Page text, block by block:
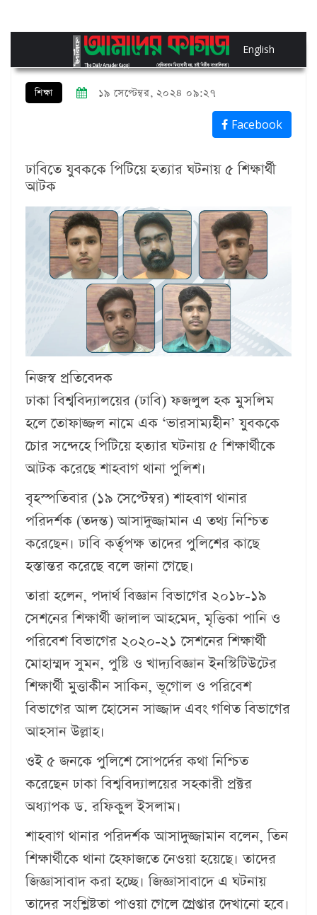
English
শিক্ষা ১৯ সেপ্টেম্বর, ২০২৪ ০৯:২৭
Facebook
ঢাবিতে যুবককে পিটিয়ে হত্যার ঘটনায় ৫ শিক্ষার্থী
আটক
নিজস্ব প্রতিবেদক
ঢাকা বিশ্ববিদ্যালয়ের (ঢাবি) ফজলুল হক মুসলিম
হলে তোফাজ্জল নামে এক ‘ভারসাম্যহীন’ যুবককে
চোর সন্দেহে পিটিয়ে হত্যার ঘটনায় ৫ শিক্ষার্থীকে
আটক করেছে শাহবাগ থানা পুলিশ।
বৃহস্পতিবার (১৯ সেপ্টেম্বর) শাহবাগ থানার
পরিদর্শক (তদন্ত) আসাদুজ্জামান এ তথ্য নিশ্চিত
করেছেন। ঢাবি কর্তৃপক্ষ তাদের পুলিশের কাছে
হস্তান্তর করেছে বলে জানা গেছে।
তারা হলেন, পদার্থ বিজ্ঞান বিভাগের ২০১৮-১৯
সেশনের শিক্ষার্থী জালাল আহমেদ, মৃত্তিকা পানি ও
পরিবেশ বিভাগের ২০২০-২১ সেশনের শিক্ষার্থী
মোহাম্মদ সুমন, পুষ্টি ও খাদ্যবিজ্ঞান ইনস্টিটিউটের
শিক্ষার্থী মুত্তাকীন সাকিন, ভূগোল ও পরিবেশ
বিভাগের আল হোসেন সাজ্জাদ এবং গণিত বিভাগের
আহসান উল্লাহ।
ওই ৫ জনকে পুলিশে সোপর্দের কথা নিশ্চিত
করেছেন ঢাকা বিশ্ববিদ্যালয়ের সহকারী প্রক্টর
অধ্যাপক ড. রফিকুল ইসলাম।
শাহবাগ থানার পরিদর্শক আসাদুজ্জামান বলেন, তিন
শিক্ষার্থীকে থানা হেফাজতে নেওয়া হয়েছে। তাদের
জিজ্ঞাসাবাদ করা হচ্ছে। জিজ্ঞাসাবাদে এ ঘটনায়
তাদের সংশ্লিষ্টতা পাওয়া গেলে গ্রেপ্তার দেখানো হবে।